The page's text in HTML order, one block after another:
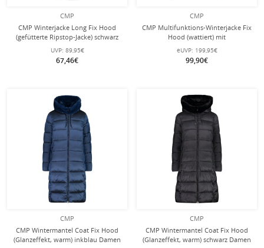
CMP
CMP Winterjacke Long Fix Hood
(gefütterte Ripstop-Jacke) schwarz
Damen
UVP: 89,95€
67,46€
CMP
CMP Multifunktions-Winterjacke Fix
Hood (wattiert) mit
Schneegamasche schwarz Damen
eUVP: 199,95€
99,90€
CMP
CMP Wintermantel Coat Fix Hood
(Glanzeffekt, warm) inkblau Damen
CMP
CMP Wintermantel Coat Fix Hood
(Glanzeffekt, warm) schwarz Damen